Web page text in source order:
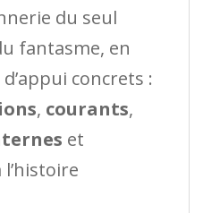
du seul
fantasme, en
concrets :
, courants,
et
l’histoire